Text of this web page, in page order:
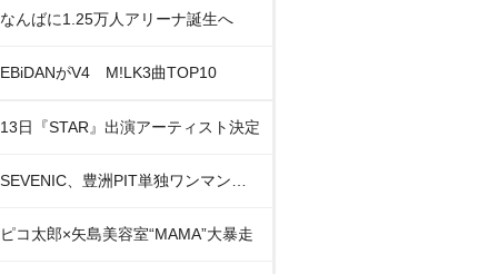
なんばに1.25万人アリーナ誕生へ
EBiDANがV4 M!LK3曲TOP10
13日『STAR』出演アーティスト決定
ピコ太郎×矢島美容室“MAMA”大暴走